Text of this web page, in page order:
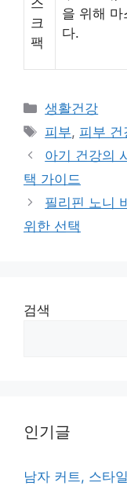
스
크
팩
을 위해 마
다.
Categories
생활건강
Tags
피부, 피부 건
아기 건강의
택 가이드
필리핀 노니
위한 선택
검색
인기글
남자 커트, 스타